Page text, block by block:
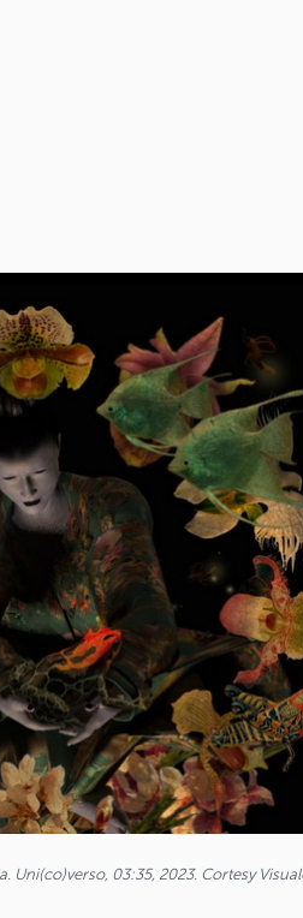
Uni(co)verso, 03:35, 2023. Cortesy